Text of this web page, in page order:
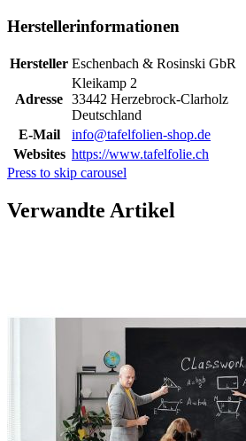
Herstellerinformationen
Hersteller Eschenbach & Rosinski GbR
Adresse
Kleikamp 2
33442 Herzebrock-Clarholz
Deutschland
E-Mail
info@tafelfolien-shop.de
Websites https://www.tafelfolie.ch
Press to skip carousel
Verwandte Artikel